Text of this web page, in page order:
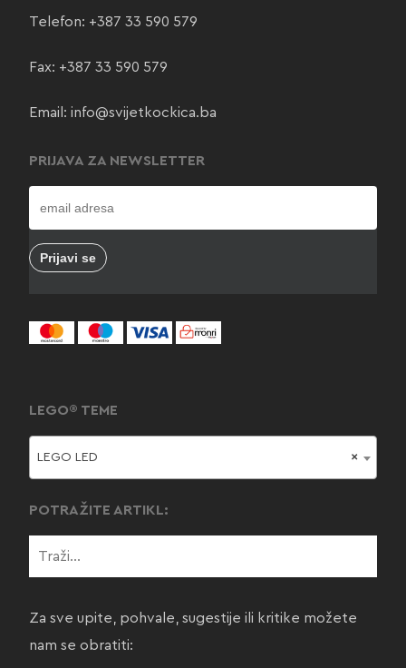
Telefon: +387 33 590 579
Fax: +387 33 590 579
Email: info@svijetkockica.ba
PRIJAVA ZA NEWSLETTER
LEGO® TEME
×
LEGO LED
POTRAŽITE ARTIKL:
Za sve upite, pohvale, sugestije ili kritike možete
nam se obratiti: